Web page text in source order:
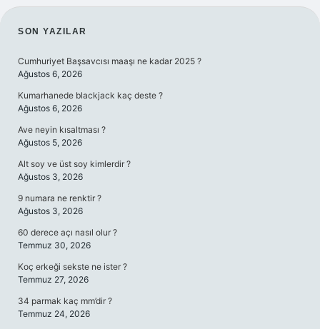
SIDEBAR
SON YAZILAR
Cumhuriyet Başsavcısı maaşı ne kadar 2025 ?
Ağustos 6, 2026
Kumarhanede blackjack kaç deste ?
Ağustos 6, 2026
Ave neyin kısaltması ?
Ağustos 5, 2026
Alt soy ve üst soy kimlerdir ?
Ağustos 3, 2026
9 numara ne renktir ?
Ağustos 3, 2026
60 derece açı nasıl olur ?
Temmuz 30, 2026
Koç erkeği sekste ne ister ?
Temmuz 27, 2026
34 parmak kaç mm’dir ?
Temmuz 24, 2026